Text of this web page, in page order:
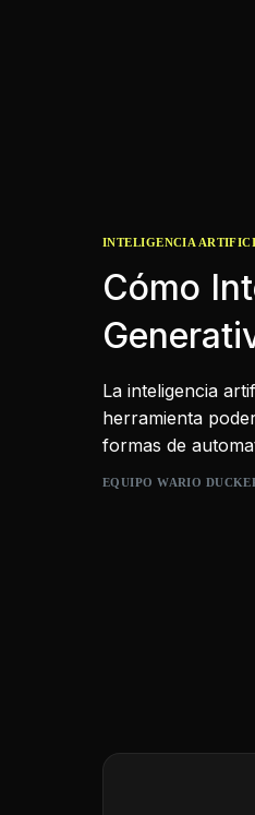
INTELIGENCIA
Cómo
La inteligencia
herramienta
formas de
EQUIPO WARIO